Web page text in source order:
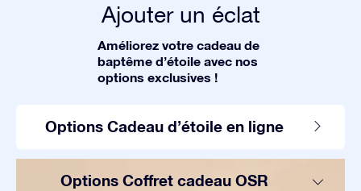
Ajouter un éclat
Améliorez votre cadeau de
baptême d’étoile avec nos
options exclusives !
Options Cadeau d’étoile en ligne
Options Coffret cadeau OSR